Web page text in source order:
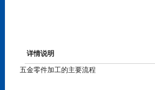
详情说明
​五金零件加工的主要流程